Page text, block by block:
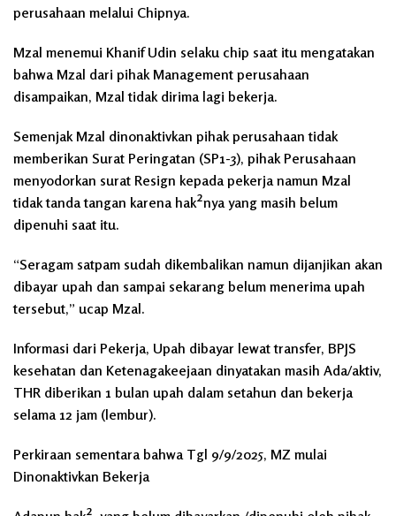
perusahaan melalui Chipnya.
Mzal menemui Khanif Udin selaku chip saat itu mengatakan
bahwa Mzal dari pihak Management perusahaan
disampaikan, Mzal tidak dirima lagi bekerja.
Semenjak Mzal dinonaktivkan pihak perusahaan tidak
memberikan Surat Peringatan (SP1-3), pihak Perusahaan
menyodorkan surat Resign kepada pekerja namun Mzal
tidak tanda tangan karena hak²nya yang masih belum
dipenuhi saat itu.
“Seragam satpam sudah dikembalikan namun dijanjikan akan
dibayar upah dan sampai sekarang belum menerima upah
tersebut,” ucap Mzal.
Informasi dari Pekerja, Upah dibayar lewat transfer, BPJS
kesehatan dan Ketenagakeejaan dinyatakan masih Ada/aktiv,
THR diberikan 1 bulan upah dalam setahun dan bekerja
selama 12 jam (lembur).
Perkiraan sementara bahwa Tgl 9/9/2025, MZ mulai
Dinonaktivkan Bekerja